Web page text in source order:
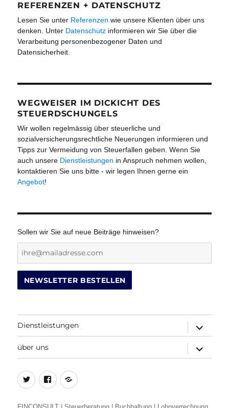
REFERENZEN + DATENSCHUTZ
Lesen Sie unter Referenzen wie unsere Klienten über uns
denken. Unter Datenschutz informieren wir Sie über die
Verarbeitung personenbezogener Daten und
Datensicherheit.
WEGWEISER IM DICKICHT DES
STEUERDSCHUNGELS
Wir wollen regelmässig über steuerliche und
sozialversicherungsrechtliche Neuerungen informieren und
Tipps zur Vermeidung von Steuerfallen geben. Wenn Sie
auch unsere Dienstleistungen in Anspruch nehmen wollen,
kontaktieren Sie uns bitte - wir legen Ihnen gerne ein
Angebot!
Sollen wir Sie auf neue Beiträge hinweisen?
Dienstleistungen
Untermenü
öffnen
über uns
Untermenü
öffnen
TwitterFacebookBeitrags-
Feed